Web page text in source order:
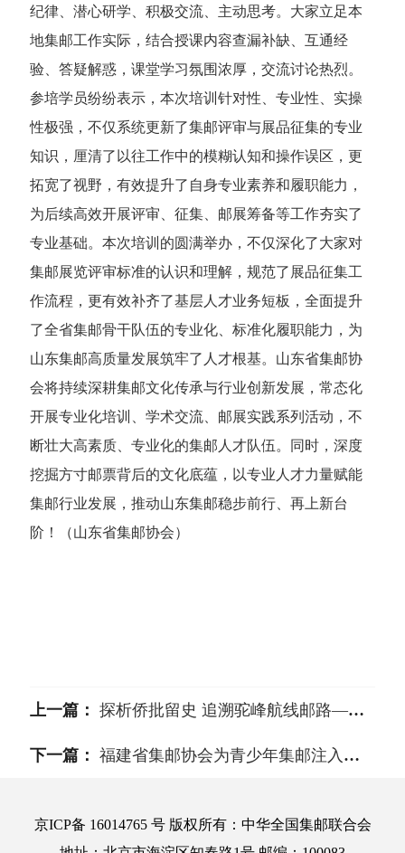
纪律、潜心研学、积极交流、主动思考。大家立足本
地集邮工作实际，结合授课内容查漏补缺、互通经
验、答疑解惑，课堂学习氛围浓厚，交流讨论热烈。
参培学员纷纷表示，本次培训针对性、专业性、实操
性极强，不仅系统更新了集邮评审与展品征集的专业
知识，厘清了以往工作中的模糊认知和操作误区，更
拓宽了视野，有效提升了自身专业素养和履职能力，
为后续高效开展评审、征集、邮展筹备等工作夯实了
专业基础。 本次培训的圆满举办，不仅深化了大家对
集邮展览评审标准的认识和理解，规范了展品征集工
作流程，更有效补齐了基层人才业务短板，全面提升
了全省集邮骨干队伍的专业化、标准化履职能力，为
山东集邮高质量发展筑牢了人才根基。 山东省集邮协
会将持续深耕集邮文化传承与行业创新发展，常态化
开展专业化培训、学术交流、邮展实践系列活动，不
断壮大高素质、专业化的集邮人才队伍。同时，深度
挖掘方寸邮票背后的文化底蕴，以专业人才力量赋能
集邮行业发展，推动山东集邮稳步前行、再上新台
阶！（山东省集邮协会）
上一篇： 探析侨批留史 追溯驼峰航线邮路——中华全国集邮联合会集邮学术系列讲座（第三期）圆满举办
下一篇： 福建省集邮协会为青少年集邮注入活力
京ICP备 16014765 号 版权所有：中华全国集邮联合会